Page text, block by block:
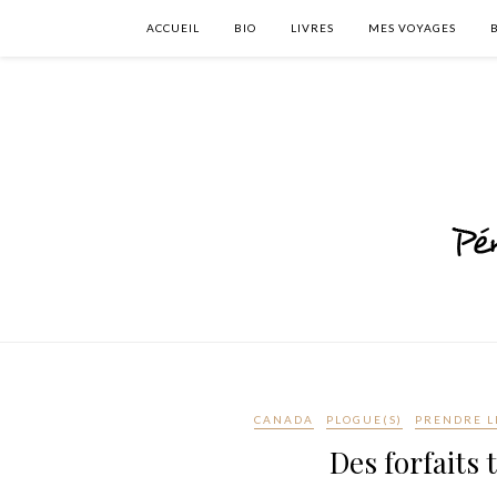
ACCUEIL BIO LIVRES MES VOYAGES
CANADA PLOGUE(S) PRENDRE
Des forfaits